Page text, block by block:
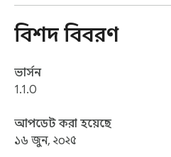
বিশদ বিবরণ
ভার্সন
1.1.0
আপডেট করা হয়েছে
১৬ জুন, ২০২৫